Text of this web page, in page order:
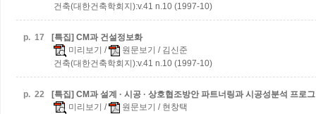
건축(대한건축학회지):v.41 n.10 (1997-10)
p. 17
[특집] CM과 건설정보화
미리보기 / 원문보기 / 김신준
건축(대한건축학회지):v.41 n.10 (1997-10)
p. 22 [특집] CM과 설계 · 시공 · 상호협조방안 파트너링과 시공성분석 프로
미리보기 / 원문보기 / 현창택